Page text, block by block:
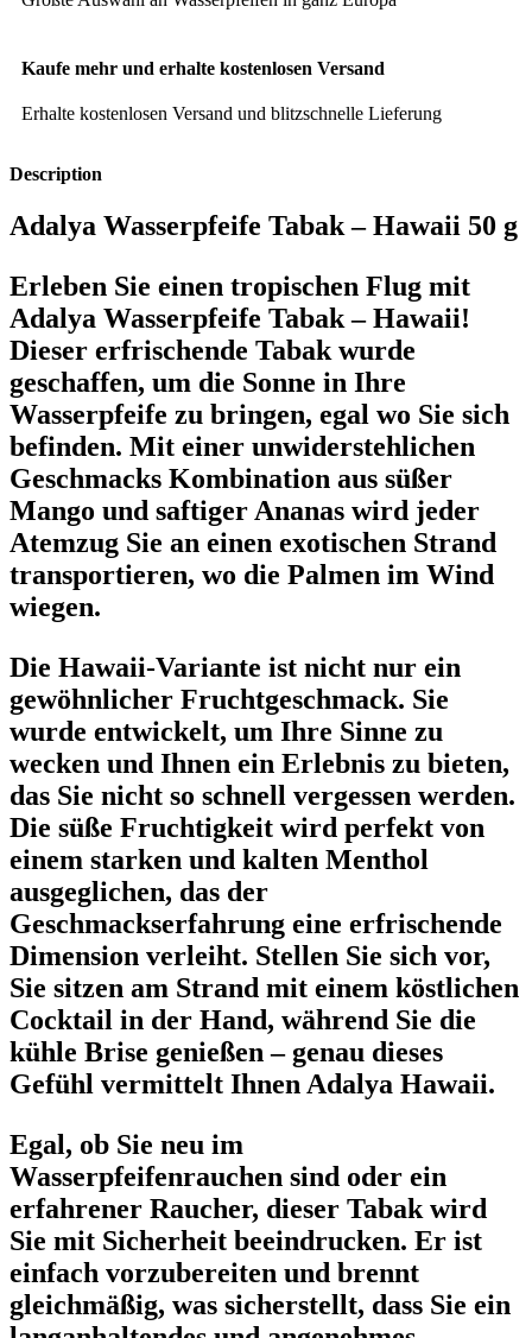
Kaufe mehr und erhalte kostenlosen Versand
Erhalte kostenlosen Versand und blitzschnelle Lieferung
Description
Adalya Wasserpfeife Tabak – Hawaii 50 g
Erleben Sie einen tropischen Flug mit
Adalya Wasserpfeife Tabak – Hawaii!
Dieser erfrischende Tabak wurde
geschaffen, um die Sonne in Ihre
Wasserpfeife zu bringen, egal wo Sie sich
befinden. Mit einer unwiderstehlichen
Geschmacks Kombination aus süßer
Mango und saftiger Ananas wird jeder
Atemzug Sie an einen exotischen Strand
transportieren, wo die Palmen im Wind
wiegen.
Die Hawaii-Variante ist nicht nur ein
gewöhnlicher Fruchtgeschmack. Sie
wurde entwickelt, um Ihre Sinne zu
wecken und Ihnen ein Erlebnis zu bieten,
das Sie nicht so schnell vergessen werden.
Die süße Fruchtigkeit wird perfekt von
einem starken und kalten Menthol
ausgeglichen, das der
Geschmackserfahrung eine erfrischende
Dimension verleiht. Stellen Sie sich vor,
Sie sitzen am Strand mit einem köstlichen
Cocktail in der Hand, während Sie die
kühle Brise genießen – genau dieses
Gefühl vermittelt Ihnen Adalya Hawaii.
Egal, ob Sie neu im
Wasserpfeifenrauchen sind oder ein
erfahrener Raucher, dieser Tabak wird
Sie mit Sicherheit beeindrucken. Er ist
einfach vorzubereiten und brennt
gleichmäßig, was sicherstellt, dass Sie ein